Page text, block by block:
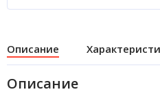
Описание
Описание